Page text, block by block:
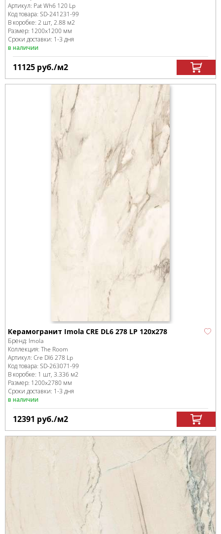
Артикул: Pat Wh6 120 Lp
Код товара: SD-241231-99
В коробке: 2 шт, 2.88 м2
Размер: 1200x1200 мм
Сроки доставки: 1-3 дня
в наличии
11125 руб./м2
Керамогранит Imola CRE DL6 278 LP 120x278
Бренд: Imola
Коллекция: The Room
Артикул: Cre Dl6 278 Lp
Код товара: SD-263071-99
В коробке: 1 шт, 3.336 м2
Размер: 1200x2780 мм
Сроки доставки: 1-3 дня
в наличии
12391 руб./м2